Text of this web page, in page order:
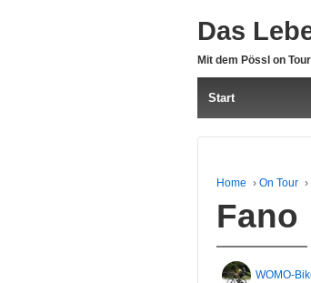
Das
Mit dem Pössl on Tour
Start
Home › On Tour ›
Fano
WOMO-